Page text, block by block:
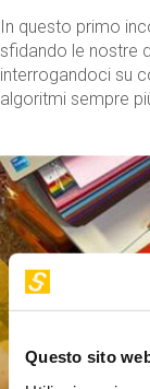
Questo sito
In questo primo
sfidando le nostre
interrogandoci su
algoritmi sempre